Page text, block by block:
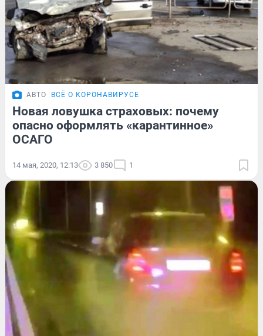
АВТО ВСЁ О КОРОНАВИРУСЕ
Новая ловушка страховых: почему
опасно оформлять «карантинное»
ОСАГО
14 мая, 2020, 12:13 3 850 1